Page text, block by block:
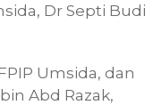
Dr Septi Budi
Umsida, dan
Abd Razak,